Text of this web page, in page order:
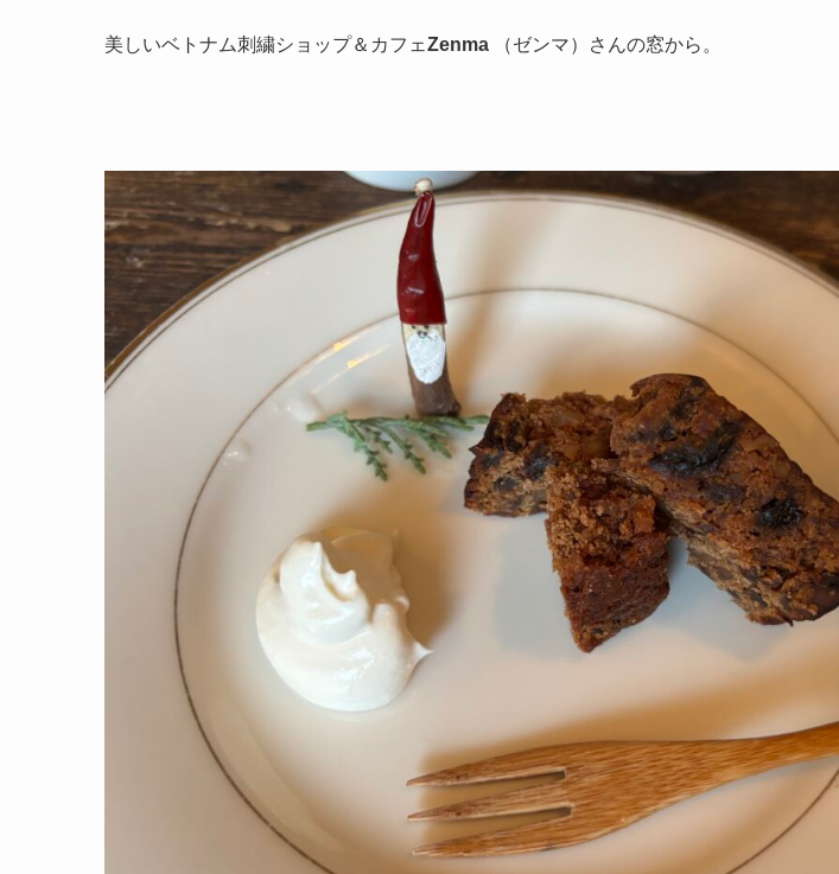
美しいベトナム刺繍ショップ＆カフェZenma （ゼンマ）さんの窓から。